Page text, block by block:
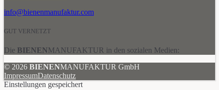
info@bienenmanufaktur.com
GUT VERNETZT
Die BIENENMANUFAKTUR in den sozialen Medien:
© 2026 BIENENMANUFAKTUR GmbH
ImpressumDatenschutz
Einstellungen gespeichert